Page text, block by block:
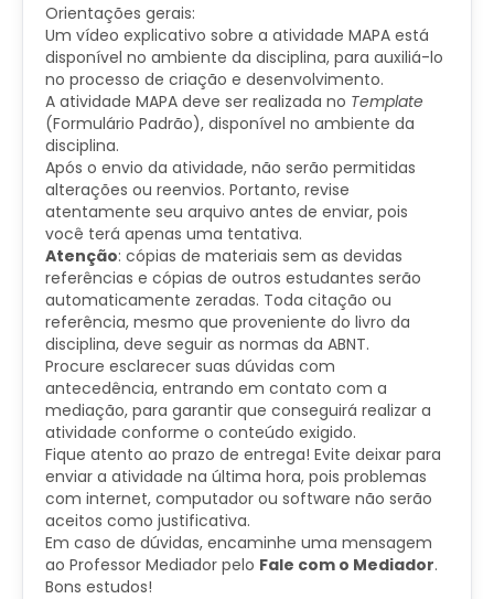
Orientações gerais:
Um vídeo explicativo sobre a atividade MAPA está
disponível no ambiente da disciplina, para auxiliá-lo
no processo de criação e desenvolvimento.
A atividade MAPA deve ser realizada no Template
(Formulário Padrão), disponível no ambiente da
disciplina.
Após o envio da atividade, não serão permitidas
alterações ou reenvios. Portanto, revise
atentamente seu arquivo antes de enviar, pois
você terá apenas uma tentativa.
Atenção: cópias de materiais sem as devidas
referências e cópias de outros estudantes serão
automaticamente zeradas. Toda citação ou
referência, mesmo que proveniente do livro da
disciplina, deve seguir as normas da ABNT.
Procure esclarecer suas dúvidas com
antecedência, entrando em contato com a
mediação, para garantir que conseguirá realizar a
atividade conforme o conteúdo exigido.
Fique atento ao prazo de entrega! Evite deixar para
enviar a atividade na última hora, pois problemas
com internet, computador ou software não serão
aceitos como justificativa.
Em caso de dúvidas, encaminhe uma mensagem
ao Professor Mediador pelo Fale com o Mediador.
Bons estudos!